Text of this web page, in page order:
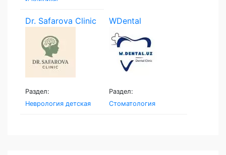
Dr. Safarova Clinic
Раздел:
Неврология детская
WDental
Раздел:
Стоматология